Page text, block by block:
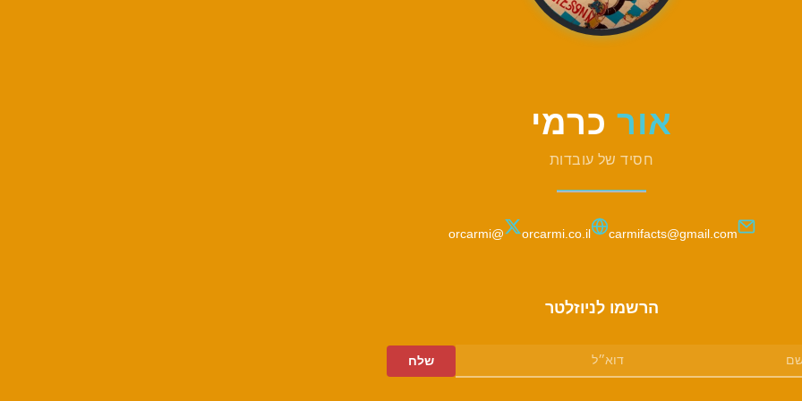
אורכרמי
חסיד של עובדות
carmifacts@gmail.com
orcarmi.co.il
@orcarmi
הרשמו לניוזלטר
שלח